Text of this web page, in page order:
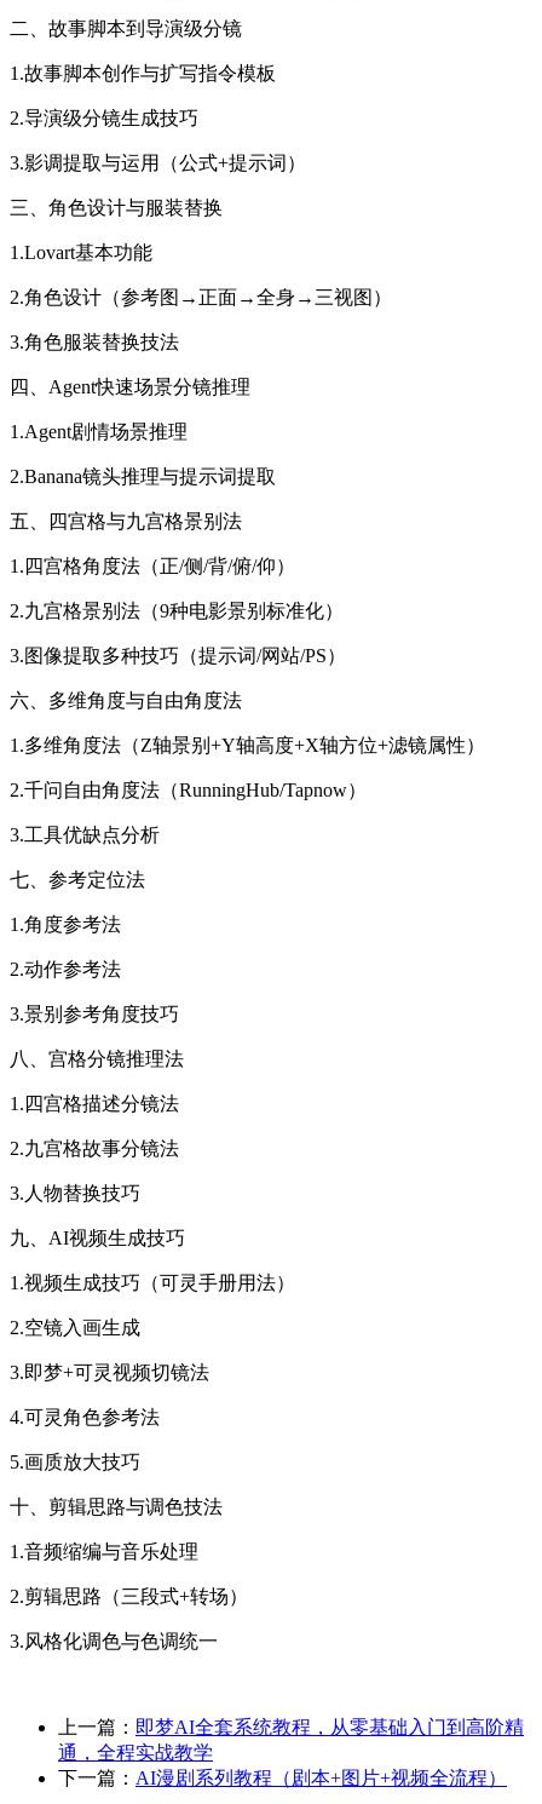
二、故事脚本到导演级分镜
1.故事脚本创作与扩写指令模板
2.导演级分镜生成技巧
3.影调提取与运用（公式+提示词）
三、角色设计与服装替换
1.Lovart基本功能
2.角色设计（参考图→正面→全身→三视图）
3.角色服装替换技法
四、Agent快速场景分镜推理
1.Agent剧情场景推理
2.Banana镜头推理与提示词提取
五、四宫格与九宫格景别法
1.四宫格角度法（正/侧/背/俯/仰）
2.九宫格景别法（9种电影景别标准化）
3.图像提取多种技巧（提示词/网站/PS）
六、多维角度与自由角度法
1.多维角度法（Z轴景别+Y轴高度+X轴方位+滤镜属性）
2.千问自由角度法（RunningHub/Tapnow）
3.工具优缺点分析
七、参考定位法
1.角度参考法
2.动作参考法
3.景别参考角度技巧
八、宫格分镜推理法
1.四宫格描述分镜法
2.九宫格故事分镜法
3.人物替换技巧
九、AI视频生成技巧
1.视频生成技巧（可灵手册用法）
2.空镜入画生成
3.即梦+可灵视频切镜法
4.可灵角色参考法
5.画质放大技巧
十、剪辑思路与调色技法
1.音频缩编与音乐处理
2.剪辑思路（三段式+转场）
3.风格化调色与色调统一
上一篇： 即梦AI全套系统教程，从零基础入门到高阶精
通，全程实战教学
下一篇： AI漫剧系列教程（剧本+图片+视频全流程）